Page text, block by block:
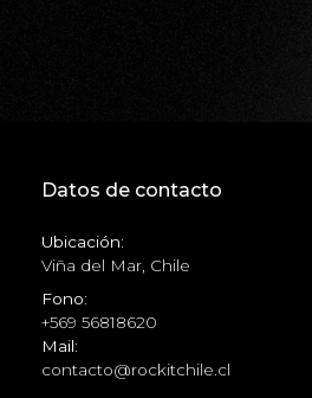
Datos de contacto
Ubicación:
Viña del Mar, Chile
Fono:
+569 56818620
Mail:
contacto@rockitchile.cl